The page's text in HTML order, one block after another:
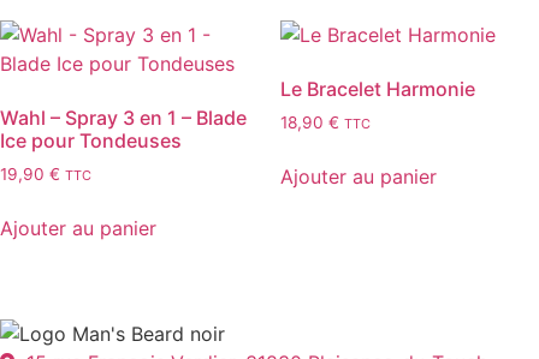
Wahl – Spray 3 en 1 – Blade
Ice pour Tondeuses
19,90 € TTC
Ajouter au panier
Le Bracelet Harmonie
18,90 € TTC
Ajouter au panier